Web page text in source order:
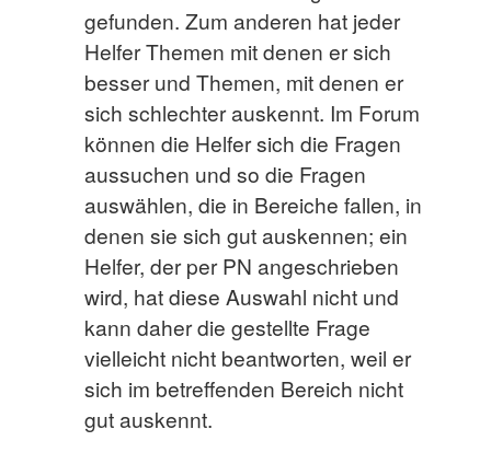
gefunden. Zum anderen hat jeder
Helfer Themen mit denen er sich
besser und Themen, mit denen er
sich schlechter auskennt. Im Forum
können die Helfer sich die Fragen
aussuchen und so die Fragen
auswählen, die in Bereiche fallen, in
denen sie sich gut auskennen; ein
Helfer, der per PN angeschrieben
wird, hat diese Auswahl nicht und
kann daher die gestellte Frage
vielleicht nicht beantworten, weil er
sich im betreffenden Bereich nicht
gut auskennt.